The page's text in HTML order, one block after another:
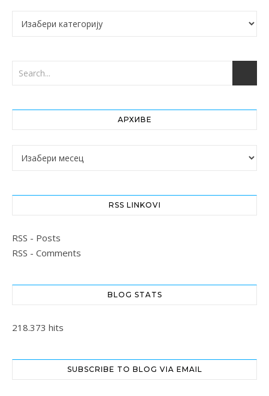
Категорије
АРХИВЕ
Архиве
RSS LINKOVI
RSS - Posts
RSS - Comments
BLOG STATS
218.373 hits
SUBSCRIBE TO BLOG VIA EMAIL